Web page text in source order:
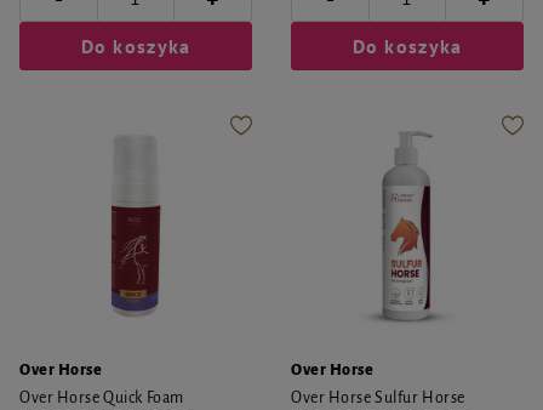
Do koszyka Do koszyka
Over Horse
Over Horse Quick Foam
Over Horse
Over Horse Sulfur Horse